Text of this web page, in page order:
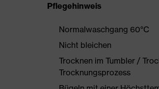
Pflegehinweis
Normalwaschgang 60°C
Nicht bleichen
Trocknen im Tumbler /
Trocknungsprozess